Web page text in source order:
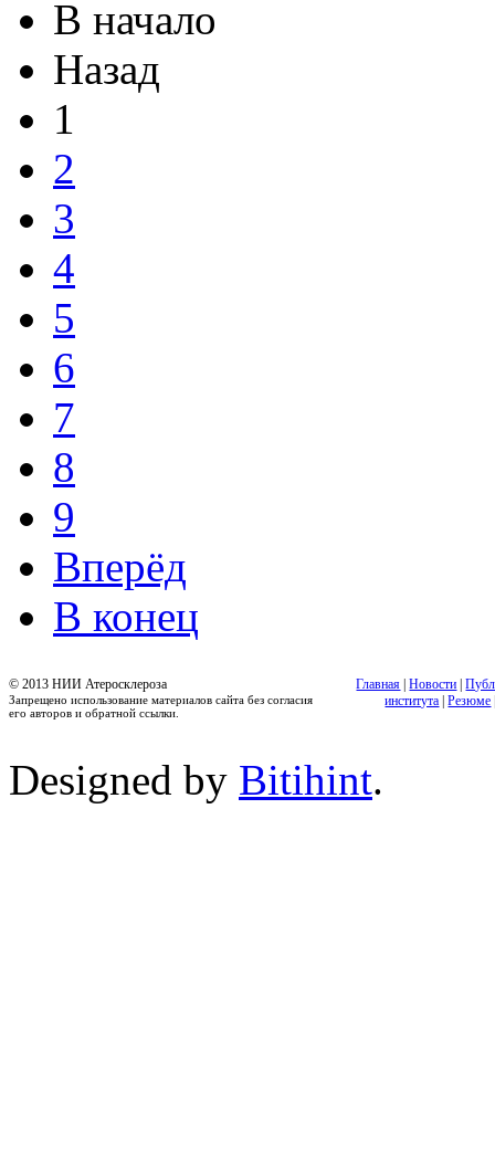
В начало
Назад
1
2
3
4
5
6
7
8
9
Вперёд
В конец
© 2013 НИИ Атеросклероза
Запрещено использование материалов сайта без согласия
его авторов и обратной ссылки.
Главная |Новости |
института |Резюме
Designed by Bitihint.